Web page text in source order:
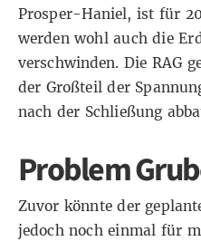
Prosper-Haniel, ist für
werden wohl auch die
verschwinden. Die RAG
der Großteil der
nach der Schließung
Problem
Zuvor könnte der
jedoch noch einmal für